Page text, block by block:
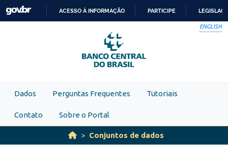
Skip to main content
PARA
O
CONTEÚDO
ACESSO À INFORMAÇÃO PARTICIPE
ENGLISH
Dados Perguntas Frequentes Tutoriais
Contato Sobre o Portal
Conjuntos de dados